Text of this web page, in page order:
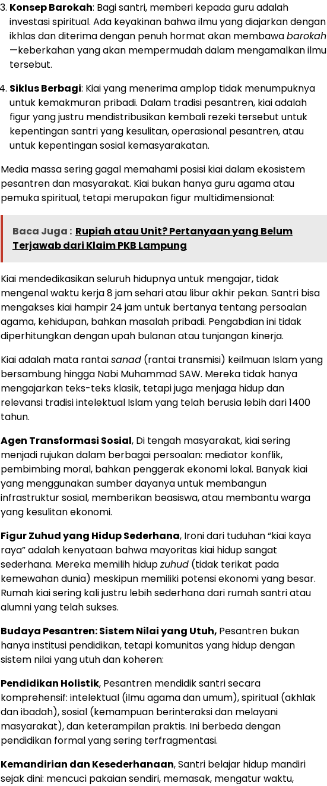
Konsep Barokah: Bagi santri, memberi kepada guru adalah
investasi spiritual. Ada keyakinan bahwa ilmu yang diajarkan dengan
ikhlas dan diterima dengan penuh hormat akan membawabarokah
—keberkahan yang akan mempermudah dalam mengamalkan ilmu
tersebut.
Siklus Berbagi: Kiai yang menerima amplop tidak menumpuknya
untuk kemakmuran pribadi. Dalam tradisi pesantren, kiai adalah
figur yang justru mendistribusikan kembali rezeki tersebut untuk
kepentingan santri yang kesulitan, operasional pesantren, atau
untuk kepentingan sosial kemasyarakatan.
Media massa sering gagal memahami posisi kiai dalam ekosistem
pesantren dan masyarakat. Kiai bukan hanya guru agama atau
pemuka spiritual, tetapi merupakan figur multidimensional:
Baca Juga : Rupiah atau Unit? Pertanyaan yang Belum
Terjawab dari Klaim PKB Lampung
Kiai mendedikasikan seluruh hidupnya untuk mengajar, tidak
mengenal waktu kerja 8 jam sehari atau libur akhir pekan. Santri bisa
mengakses kiai hampir 24 jam untuk bertanya tentang persoalan
agama, kehidupan, bahkan masalah pribadi. Pengabdian ini tidak
diperhitungkan dengan upah bulanan atau tunjangan kinerja.
Kiai adalah mata rantaisanad (rantai transmisi) keilmuan Islam yang
bersambung hingga Nabi Muhammad SAW. Mereka tidak hanya
mengajarkan teks-teks klasik, tetapi juga menjaga hidup dan
relevansi tradisi intelektual Islam yang telah berusia lebih dari 1400
tahun.
Agen Transformasi Sosial, Di tengah masyarakat, kiai sering
menjadi rujukan dalam berbagai persoalan: mediator konflik,
pembimbing moral, bahkan penggerak ekonomi lokal. Banyak kiai
yang menggunakan sumber dayanya untuk membangun
infrastruktur sosial, memberikan beasiswa, atau membantu warga
yang kesulitan ekonomi.
Figur Zuhud yang Hidup Sederhana, Ironi dari tuduhan “kiai kaya
raya” adalah kenyataan bahwa mayoritas kiai hidup sangat
sederhana. Mereka memilih hidupzuhud (tidak terikat pada
kemewahan dunia) meskipun memiliki potensi ekonomi yang besar.
Rumah kiai sering kali justru lebih sederhana dari rumah santri atau
alumni yang telah sukses.
Budaya Pesantren: Sistem Nilai yang Utuh, Pesantren bukan
hanya institusi pendidikan, tetapi komunitas yang hidup dengan
sistem nilai yang utuh dan koheren:
Pendidikan Holistik, Pesantren mendidik santri secara
komprehensif: intelektual (ilmu agama dan umum), spiritual (akhlak
dan ibadah), sosial (kemampuan berinteraksi dan melayani
masyarakat), dan keterampilan praktis. Ini berbeda dengan
pendidikan formal yang sering terfragmentasi.
Kemandirian dan Kesederhanaan, Santri belajar hidup mandiri
sejak dini: mencuci pakaian sendiri, memasak, mengatur waktu,